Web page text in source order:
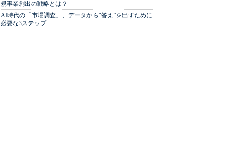
規事業創出の戦略とは？
AI時代の「市場調査」、データから“答え”を出すために
必要な3ステップ